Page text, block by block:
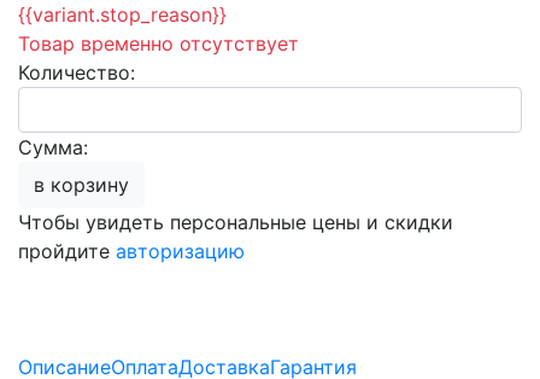
{{variant.stop_reason}}
Товар временно отсутствует
Количество:
Сумма:
в корзину
Чтобы увидеть персональные цены и скидки
пройдите авторизацию
ОписаниеОплатаДоставкаГарантия